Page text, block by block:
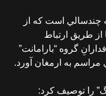
چندسالي است كه از
از طريق ارتباط
گروه “بارامانت”
به ارمغان آورد.
را توصيف كرد: